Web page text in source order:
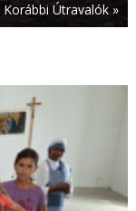
Korábbi Útravalók »